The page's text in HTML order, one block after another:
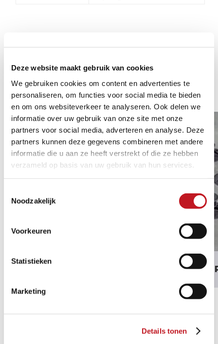
Deze website maakt gebruik van cookies
We gebruiken cookies om content en advertenties te
personaliseren, om functies voor social media te bieden
en om ons websiteverkeer te analyseren. Ook delen we
informatie over uw gebruik van onze site met onze
partners voor social media, adverteren en analyse. Deze
partners kunnen deze gegevens combineren met andere
informatie die u aan ze heeft verstrekt of die ze hebben
verzameld op basis van uw gebruik van hun services.
Noodzakelijk
Voorkeuren
Statistieken
Marketing
Details tonen
GERELATEERDE
PRODUCTEN